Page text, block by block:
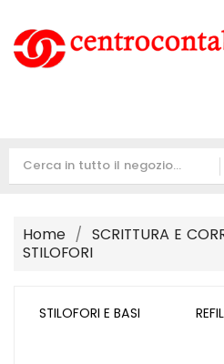
Home SCRITTURA E
STILOFORI
STILOFORI E BASI